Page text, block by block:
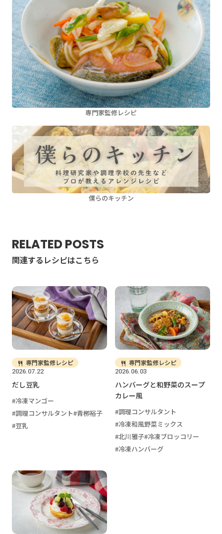
専門家監修レシピ
僕らのキッチン
RELATED POSTS
関連するレシピはこちら
2026.07.22
専門家監修レシピ
だし豆乳
冷凍マンゴー
調理コンサルタント 青栁裕子
豆乳
2026.06.03
専門家監修レシピ
ハンバーグと和野菜のスープ
カレー風
調理コンサルタント
冷凍和風野菜ミックス
北川雅子 冷凍ブロッコリー
冷凍ハンバーグ